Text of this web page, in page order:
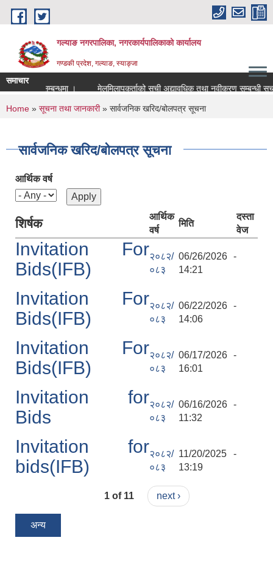
Skip to main content
गल्याङ नगरपालिका, नगरकार्यपालिकाको कार्यालय
गण्डकी प्रदेश, गल्याङ, स्याङ्जा
समाचार
खोल्ने सम्बन्धमा ।
मेलमिलापकर्ताको सूची अद्यावधिक तथा नवीकरण
You are here
Home » सूचना तथा जानकारी» सार्वजनिक खरिद/बोलपत्र सूचना
सार्वजनिक खरिद/बोलपत्र सूचना
आर्थिक वर्ष
शिर्षक
आर्थिक
वर्ष
मिति
दस्ता
वेज
Invitation For
Bids(IFB)
२०८२/
०८३
06/26/2026 -
14:21
Invitation For
Bids(IFB)
२०८२/
०८३
06/22/2026 -
14:06
Invitation For
Bids(IFB)
२०८२/
०८३
06/17/2026 -
16:01
Invitation for
Bids
२०८२/
०८३
06/16/2026 -
11:32
Invitation for
bids(IFB)
२०८२/
०८३
11/20/2025 -
13:19
1 of 11 next ›
अन्य